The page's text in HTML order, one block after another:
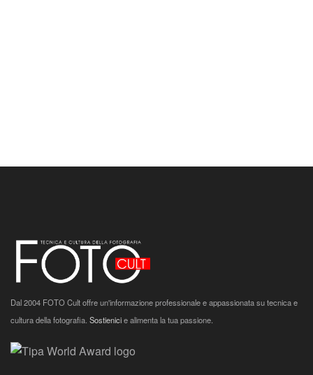
Dal 2004 FOTO Cult offre un'informazione professionale e appassionata su tecnica e
cultura della fotografia. Sostienicie alimenta la tua passione.